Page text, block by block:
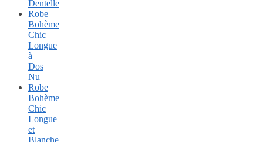
Dentelle
Robe
Bohème
Chic
Longue
à
Dos
Nu
Robe
Bohème
Chic
Longue
et
Blanche